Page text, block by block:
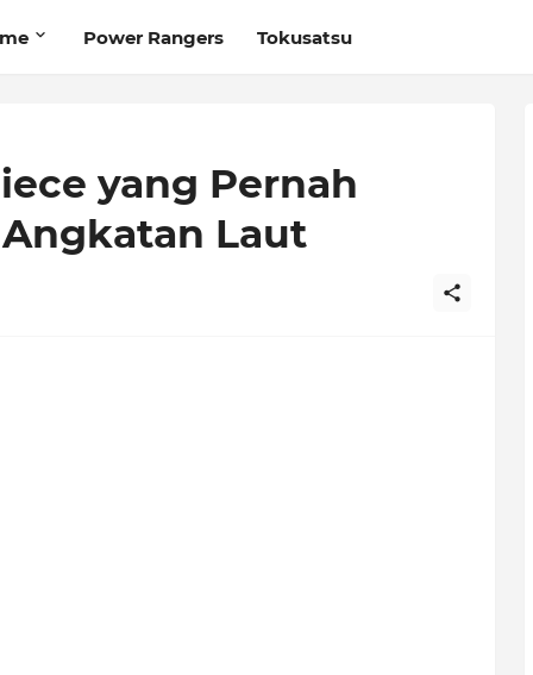
Power Rangers Tokusatsu
yang Pernah
Laut